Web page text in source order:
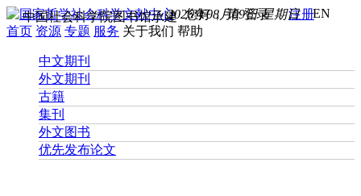
您好， 请登录 注册EN
2026年08月09日 星期日
中国社会科学院图书馆承建
首页 资源 专题 服务 关于我们 帮助
中文期刊
外文期刊
古籍
集刊
外文图书
优先发布论文